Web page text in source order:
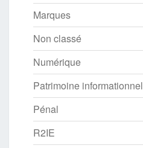
Marques
Non classé
Numérique
Patrimoine informationnel
Pénal
R2IE